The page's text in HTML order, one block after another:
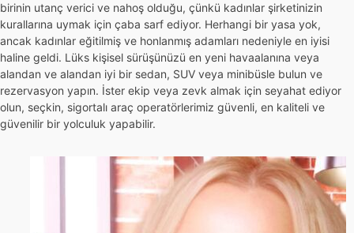
birinin utanç verici ve nahoş olduğu, çünkü kadınlar şirketinizin
kurallarına uymak için çaba sarf ediyor. Herhangi bir yasa yok,
ancak kadınlar eğitilmiş ve honlanmış adamları nedeniyle en iyisi
haline geldi. Lüks kişisel sürüşünüzü en yeni havaalanına veya
alandan ve alandan iyi bir sedan, SUV veya minibüsle bulun ve
rezervasyon yapın. İster ekip veya zevk almak için seyahat ediyor
olun, seçkin, sigortalı araç operatörlerimiz güvenli, en kaliteli ve
güvenilir bir yolculuk yapabilir.